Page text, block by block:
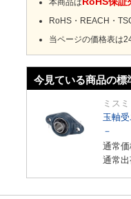
本商品は
RoHS・REACH・
当ページの価格表は
今見ている商品の標
ミスミ
玉軸
－
通常価
通常